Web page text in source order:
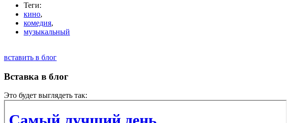
Теги:
кино,
комедия,
музыкальный
вставить в блог
Вставка в блог
Это будет выглядеть так: